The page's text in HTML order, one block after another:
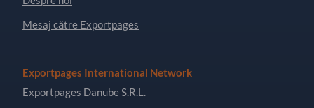
Mesaj către Exportpages
Exportpages International Network
Exportpages Danube S.R.L.